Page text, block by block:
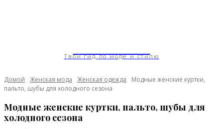
Твой гид по моде и стилю
Домой Женская мода Женская одежда
Модные женские куртки,
пальто, шубы для холодного сезона
Модные женские куртки, пальто, шубы для
холодного сезона